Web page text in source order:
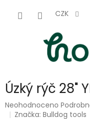
CZK
Úzký rýč 28"
Průměrné
hodnocení
Neohodnoceno
Značka:Bulldog tools